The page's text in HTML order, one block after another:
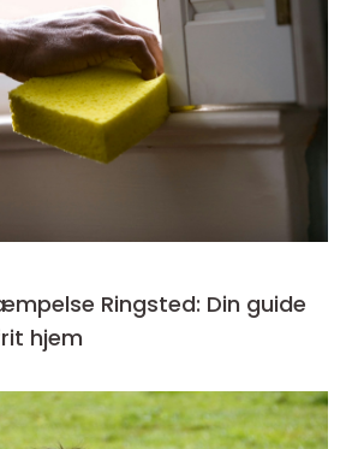
Ringsted: Din guide
hjem